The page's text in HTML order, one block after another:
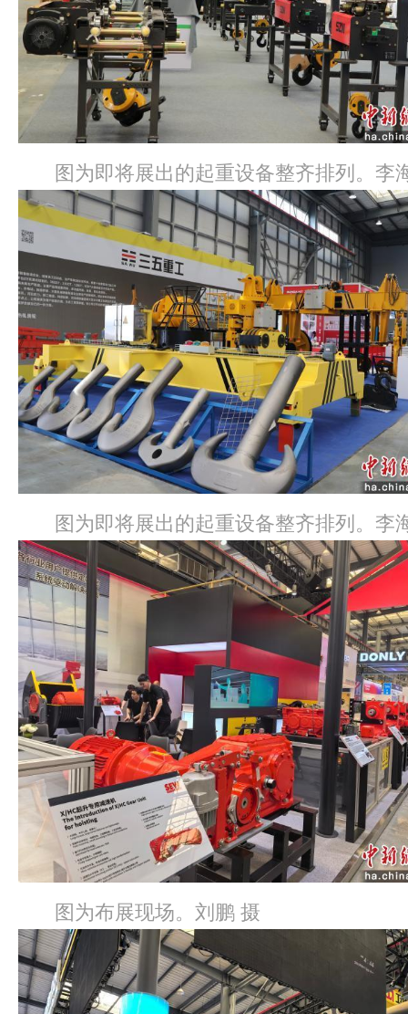
图为即将展出的起重设备整齐排列。李
图为即将展出的起重设备整齐排列。李
图为布展现场。刘鹏 摄